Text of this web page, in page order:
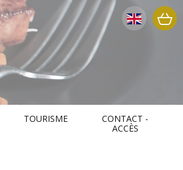
TOURISME
CONTACT -
ACCÈS